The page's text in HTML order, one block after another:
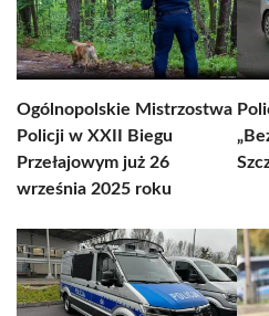
Ogólnopolskie Mistrzostwa
Policji w XXII Biegu
Przełajowym już 26
września 2025 roku